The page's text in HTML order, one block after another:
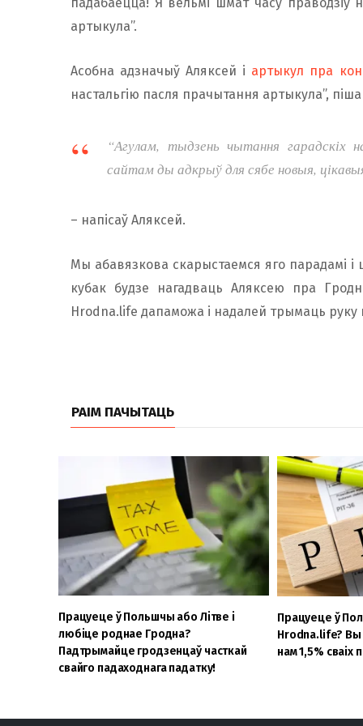
артыкула”.
Асобна адзначыў Аляксей і артыкул пра
настальгію пасля прачытання артыкула”,
“Агулам, тыдзень чытання гарадскіх
сайтам ды адкрыў для сябе новыя,
– напісаў Аляксей.
Мы абавязкова скарыстаемся яго
кубак будзе нагадваць Аляксею пра
Нrodna.life дапаможа і надалей трымаць руку
РАІМ ПАЧЫТАЦЬ
Працуеце ў Польшчы або Літве і
любіце роднае Гродна?
Падтрымайце гродзенцаў часткай
свайго падаходнага падатку!
Працуеце ў
Hrodna.life?
нам 1,5% сваіх